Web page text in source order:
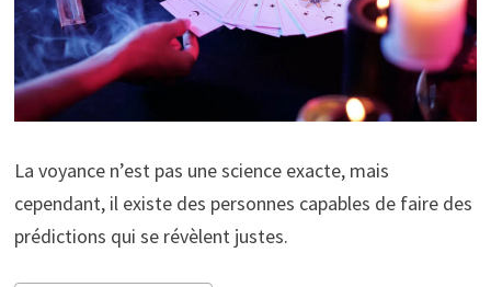
La voyance n’est pas une science exacte, mais
cependant, il existe des personnes capables de faire des
prédictions qui se révèlent justes.